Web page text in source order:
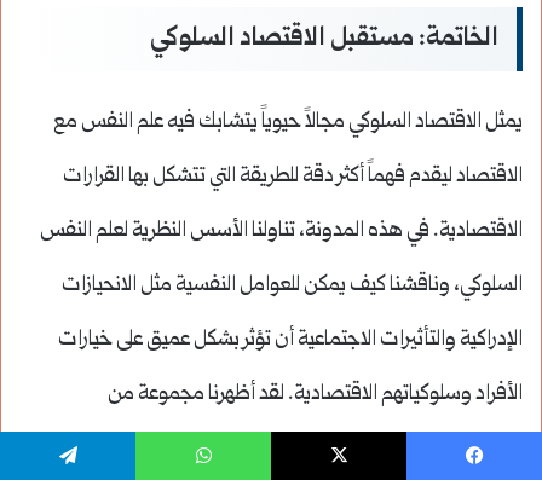
الخاتمة: مستقبل الاقتصاد السلوكي
يمثل الاقتصاد السلوكي مجالاً حيوياً يتشابك فيه علم النفس مع
الاقتصاد ليقدم فهماً أكثر دقة للطريقة التي تتشكل بها القرارات
الاقتصادية. في هذه المدونة، تناولنا الأسس النظرية لعلم النفس
السلوكي، وناقشنا كيف يمكن للعوامل النفسية مثل الانحيازات
الإدراكية والتأثيرات الاجتماعية أن تؤثر بشكل عميق على خيارات
الأفراد وسلوكياتهم الاقتصادية. لقد أظهرنا مجموعة من
الممارسات التي تكشف عن الآثار المترتبة على هذه الانحيازات في